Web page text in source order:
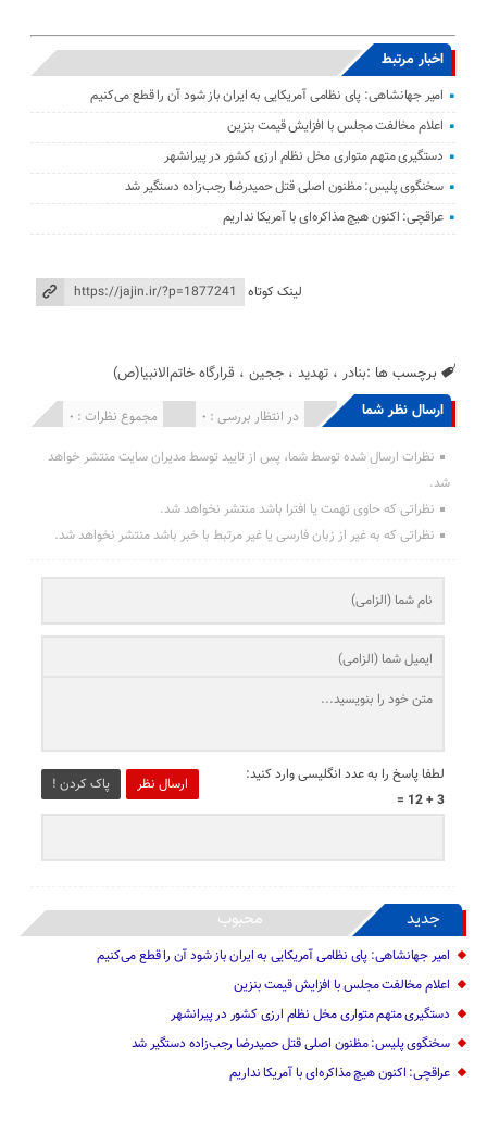
اخبار مرتبط
امیر جهانشاهی: پای نظامی آمریکایی به ایران باز شود آن را قطع می‌کنیم
اعلام مخالفت مجلس با افزایش قیمت بنزین
دستگیری متهم متواری مخل نظام ارزی کشور در پیرانشهر
سخنگوی پلیس: مظنون اصلی قتل حمیدرضا رجب‌زاده دستگیر شد
عراقچی: اکنون هیچ مذاکره‌ای با آمریکا نداریم
لینک کوتاه
برچسب ها :بنادر ،تهدید ،ججین ، قرارگاه خاتم‌الانبیا(ص)
ارسال نظر شما مجموع نظرات : 0 در انتظار بررسی : 0 انتشار یافته : 0
نظرات ارسال شده توسط شما، پس از تایید توسط مدیران سایت منتشر خواهد
شد.
نظراتی که حاوی تهمت یا افترا باشد منتشر نخواهد شد.
نظراتی که به غیر از زبان فارسی یا غیر مرتبط با خبر باشد منتشر نخواهد شد.
ارسال نظر پاک کردن !
لطفا پاسخ را به عدد انگلیسی وارد کنید:
3 + 12 =
جدید محبوب
امیر جهانشاهی: پای نظامی آمریکایی به ایران باز شود آن را قطع می‌کنیم
اعلام مخالفت مجلس با افزایش قیمت بنزین
دستگیری متهم متواری مخل نظام ارزی کشور در پیرانشهر
سخنگوی پلیس: مظنون اصلی قتل حمیدرضا رجب‌زاده دستگیر شد
عراقچی: اکنون هیچ مذاکره‌ای با آمریکا نداریم